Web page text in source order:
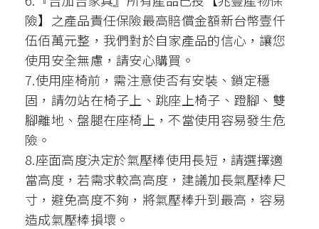
險】之產品責任保險最高賠償金額新台幣壹仟
伍佰萬元整，我們對於自家產品的信心，讓您
使用安全無慮，請安心購買。
7.使用座椅前，需注意使否有安裝、鎖定穩
固，請勿站在椅子上、跳座上椅子、蹬腳、雙
腳離地、盤腿在座椅上，不當使用容易發生危
險。
8.座面高度決定於氣壓棒使用長短，請選擇適
當高度，若需求較高高度，建議加長氣壓棒尺
寸，避免高度不夠，將氣壓棒升到最高，容易
造成氣壓棒損壞。